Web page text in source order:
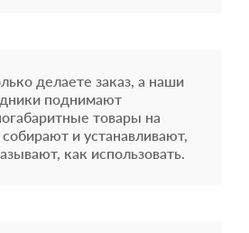
делаете заказ, а наши
поднимают
товары на
и устанавливают,
как использовать.